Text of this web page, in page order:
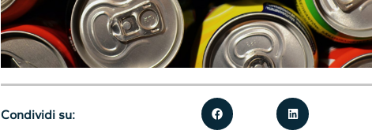
Condividi su: